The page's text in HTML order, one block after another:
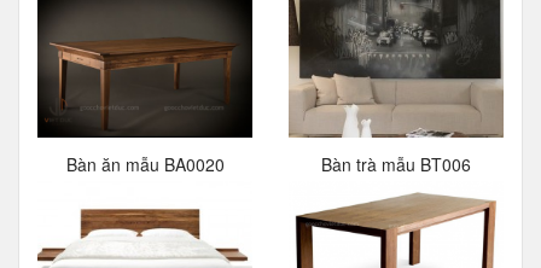
Bàn ăn mẫu BA0020 Bàn trà mẫu BT006